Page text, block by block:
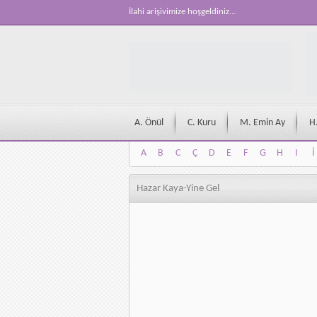
İlahi arişivimize hoşgeldiniz...
A. Önül C. Kuru M. Emin Ay
A B C Ç D E F G H I İ
A
B C Ç D E F G H I İ
Hazar Kaya-Yine Gel